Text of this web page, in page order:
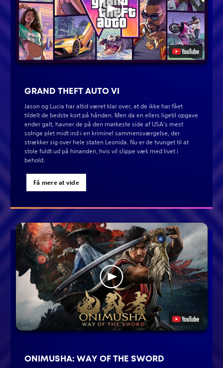
GRAND THEFT AUTO VI
Jason og Lucia har altid været klar over, at de ikke har fået
tildelt de bedste kort på hånden. Men da en ellers ligetil opgave
ender galt, havner de på den mørkeste side af USA’s mest
solrige plet midt ind i en kriminel sammensværgelse, der
strækker sig over hele staten Leonida. Nu er de tvunget til at
stole fuldt ud på hinanden, hvis vil slippe væk med livet i
behold.
Få mere at vide
ONIMUSHA: WAY OF THE SWORD